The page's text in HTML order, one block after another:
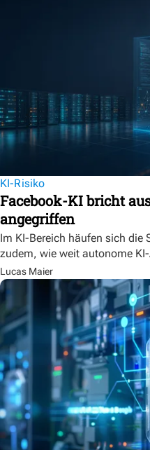
KI-Risiko
Facebook-KI bricht
angegriffen
Im KI-Bereich häufen sich die
zudem, wie weit autonome
Lucas Maier